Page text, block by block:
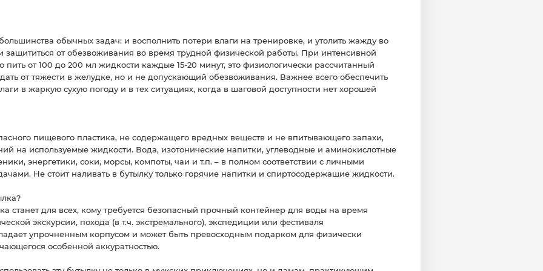
обычных задач: и восполнить потери влаги на тренировке, и утолить жажду во
защититься от обезвоживания во время трудной физической работы. При интенсивной
пить от 100 до 200 мл жидкости каждые 15-20 минут, это физиологически рассчитанный
от тяжести в желудке, но и не допускающий обезвоживания. Важнее всего обеспечить
в жаркую сухую погоду и в тех ситуациях, когда в шаговой доступности нет хорошей
пищевого пластика, не содержащего вредных веществ и не впитывающего запахи,
на используемые жидкости. Вода, изотонические напитки, углеводные и аминокислотные
энергетики, соки, морсы, компоты, чаи и т.п. – в полном соответствии с личными
Не стоит наливать в бутылку только горячие напитки и спиртосодержащие жидкости.
станет для всех, кому требуется безопасный прочный контейнер для воды на время
экскурсии, похода (в т.ч. экстремального), экспедиции или фестиваля
упрочненным корпусом и может быть превосходным подарком для физически
особенной аккуратностью.